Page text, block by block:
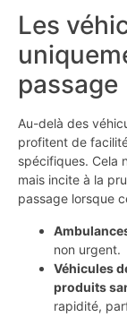
Les
passage
Au-delà des
profitent de
spécifiques. Cela
mais incite à la
passage lorsque
non urgent.
Véhicules
produits
rapidité,